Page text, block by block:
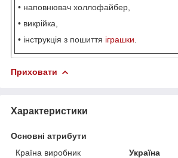
• наповнювач холлофайбер,
• викрійка,
• інструкція з пошиття іграшки
Приховати
Характеристики
Основні атрибути
Країна виробник
Україна